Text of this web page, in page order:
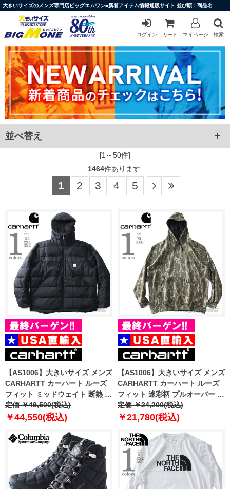
大きいサイズのメンズ専門店ビッグエムワン■新着アイテム情報通販サイト 並び順：商品名
ログイン カート マイページ 検索
並べ替え
[1～50件]
1464件あります
1 2 3 4 5
【AS1006】大きいサイズ メンズ
CARHARTT カーハート ルーズ
フィット ミッドウェイト 断熱 ジ
ャケット Montana Loose Fit
Insulated Jacket USA直輸入
定価 ￥49,500(税込)
￥44,550(税込)
【AS1006】大きいサイズ メンズ
CARHARTT カーハート ルーズ
フィット 迷彩柄 プルオーバー パ
ーカー Loose Fit Midweight
Camo Graphic Sweatshirt USA
定価 ￥24,200(税込)
￥21,780(税込)